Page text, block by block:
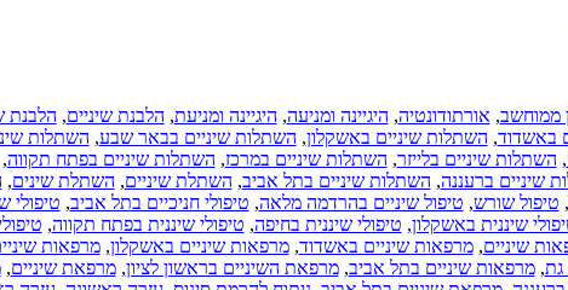
ממוחשב, אורתודונטיה, היגיינה ומניעה, היגיינה ומניעת, הלבנת שיניים, הלבנת
באשדוד, השתלות שיניים באשקלון, השתלות שיניים בבאר שבע, השתלות
, השתלות שיניים בלייזר, השתלות שיניים במרכז, השתלות שיניים בפתח תקווה,
שיניים ברעננה, השתלות שיניים בתל אביב, השתלת שיניים, השתלת שינים,
, טיפול שורש, טיפול שיניים בהרדמה מלאה, טיפולי חניכיים בתל אביב, טיפולי
שיננית באשקלון, טיפולי שיננית בחיפה, טיפולי שיננית בפתח תקווה,
שיניים,מרפאות שיניים באשדוד,מרפאות שיניים באשקלון,מרפאות
גת,מרפאות שיניים בתל אביב,מרפאת השיניים בראשון לציון,מרפאת שיניים,